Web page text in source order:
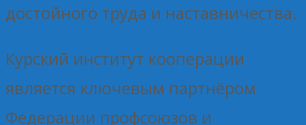
достойного труда и наставничества.
Курский институт кооперации
является ключевым партнёром
Федерации профсоюзов и